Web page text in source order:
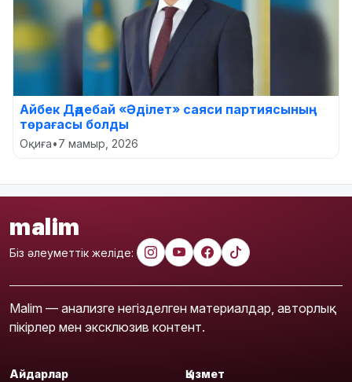
Айбек Дәдебай «Әділет» саяси партиясының
төрағасы болды
Оқиға•7 мамыр, 2026
malim
Біз әлеуметтік желіде:
Malim — анализге негізделген материалдар, авторлық
пікірлер мен эксклюзив контент.
Айдарлар Қызмет